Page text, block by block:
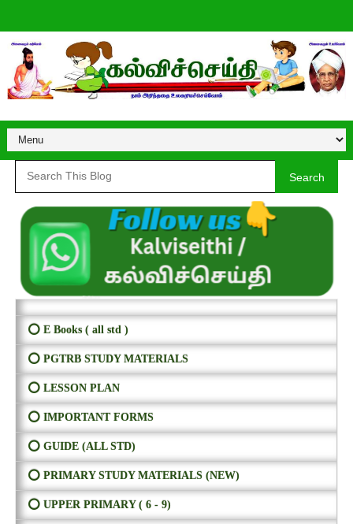
Search
⭕ E Books ( all std )
⭕ PGTRB STUDY MATERIALS
⭕ LESSON PLAN
⭕ IMPORTANT FORMS
⭕ GUIDE (ALL STD)
⭕ PRIMARY STUDY MATERIALS (NEW)
⭕ UPPER PRIMARY ( 6 - 9)